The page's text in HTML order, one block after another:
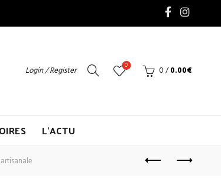
Login / Register 0 0/ 0.00€
L’ACTU